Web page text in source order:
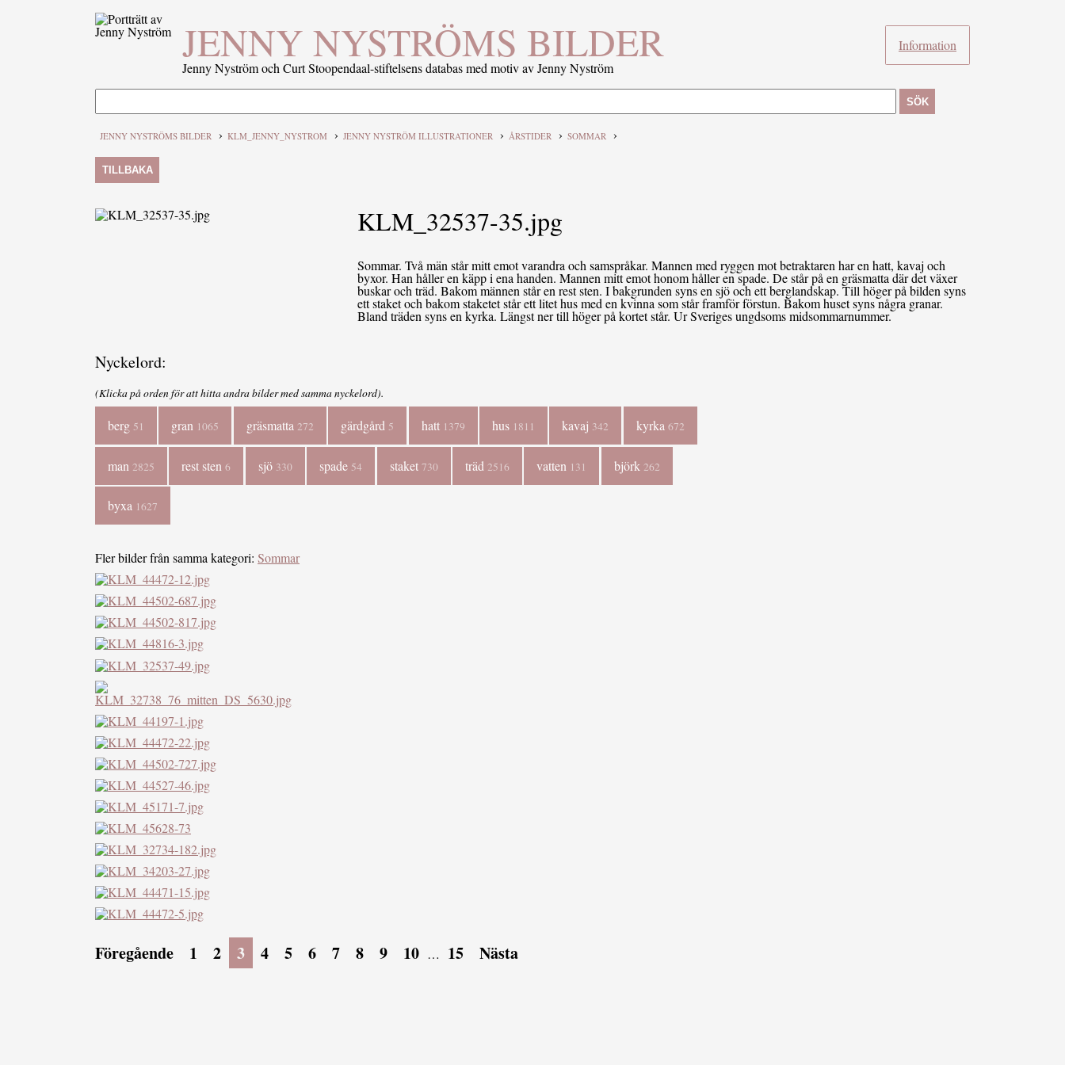
JENNY NYSTRÖMS BILDER
Jenny Nyström och Curt Stoopendaal-stiftelsens databas med motiv av Jenny Nyström
Information
SÖK
JENNY NYSTRÖMS BILDER › KLM_JENNY_NYSTROM › JENNY NYSTRÖM ILLUSTRATIONER › ÅRSTIDER › SOMMAR ›
TILLBAKA
KLM_32537-35.jpg
Sommar. Två män står mitt emot varandra och samspråkar. Mannen med ryggen mot betraktaren har en hatt, kavaj och
byxor. Han håller en käpp i ena handen. Mannen mitt emot honom håller en spade. De står på en gräsmatta där det växer
buskar och träd. Bakom männen står en rest sten. I bakgrunden syns en sjö och ett berglandskap. Till höger på bilden syns
ett staket och bakom staketet står ett litet hus med en kvinna som står framför förstun. Bakom huset syns några granar.
Bland träden syns en kyrka. Längst ner till höger på kortet står. Ur Sveriges ungdsoms midsommarnummer.
Nyckelord:
(Klicka på orden för att hitta andra bilder med samma nyckelord).
berg 51 gran 1065 gräsmatta 272 gärdgård 5 hatt 1379 hus 1811 kavaj 342 kyrka 672
man 2825 rest sten6 sjö 330 spade 54 staket 730 träd 2516 vatten 131 björk 262
byxa 1627
Fler bilder från samma kategori: Sommar
Föregående 1 2 3 4 5 6 7 8 9 10 … 15 Nästa